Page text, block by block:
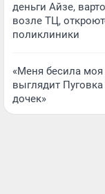
деньги Айзе,
возле ТЦ,
поликлиники
«Меня бесила моя
выглядит
дочек»